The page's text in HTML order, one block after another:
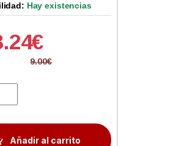
Hay existencias
€
9.00€
Añadir al carrito